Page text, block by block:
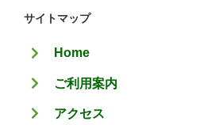
ゴ
ー
サイトマップ
Home
ご利用案内
アクセス